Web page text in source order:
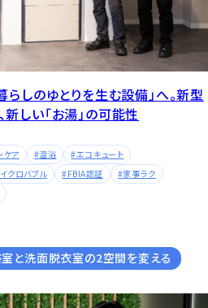
らしのゆとりを生む設備」へ。新型
しい「お湯」の可能性
ケア 温浴
エコキュート
クロバブル FBIA認証
家事ラク
と洗面脱衣室の2空間を変える